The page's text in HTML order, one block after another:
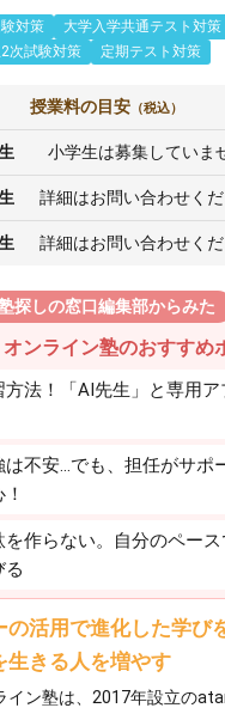
対策
大学入学共通テスト対策
次試験対策
定期テスト対策
授業料の目安 （税込）
小学生は募集していま
詳細はお問い合わせく
詳細はお問い合わせく
探しの窓口編集部からみた
ンライン塾のおすすめ
方法！「AI先生」と専用
は不安…でも、担任がサポ
を作らない。自分のペー
る
活用で進化した学び
生きる人を増やす
イン塾は、2017年設立の